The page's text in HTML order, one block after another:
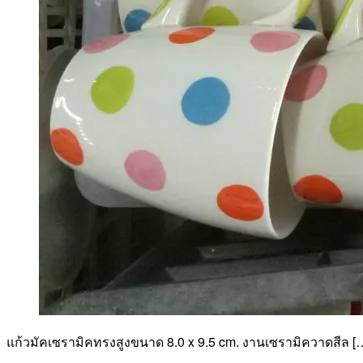
แก้วมัคเซรามิคทรงสูงขนาด 8.0 x 9.5 cm. งานเซรามิควาดสีล